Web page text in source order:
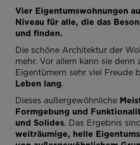
Vier Eigentumswohnungen
Niveau für alle, die das
und finden.
Die schöne Architektur der
mehr. Vor allem kann sie denn
Eigentümern sehr viel Freude
Leben lang.
Dieses außergewöhnliche
Formgebung und
und Solides. Das Ergebnis
weiträumige, helle